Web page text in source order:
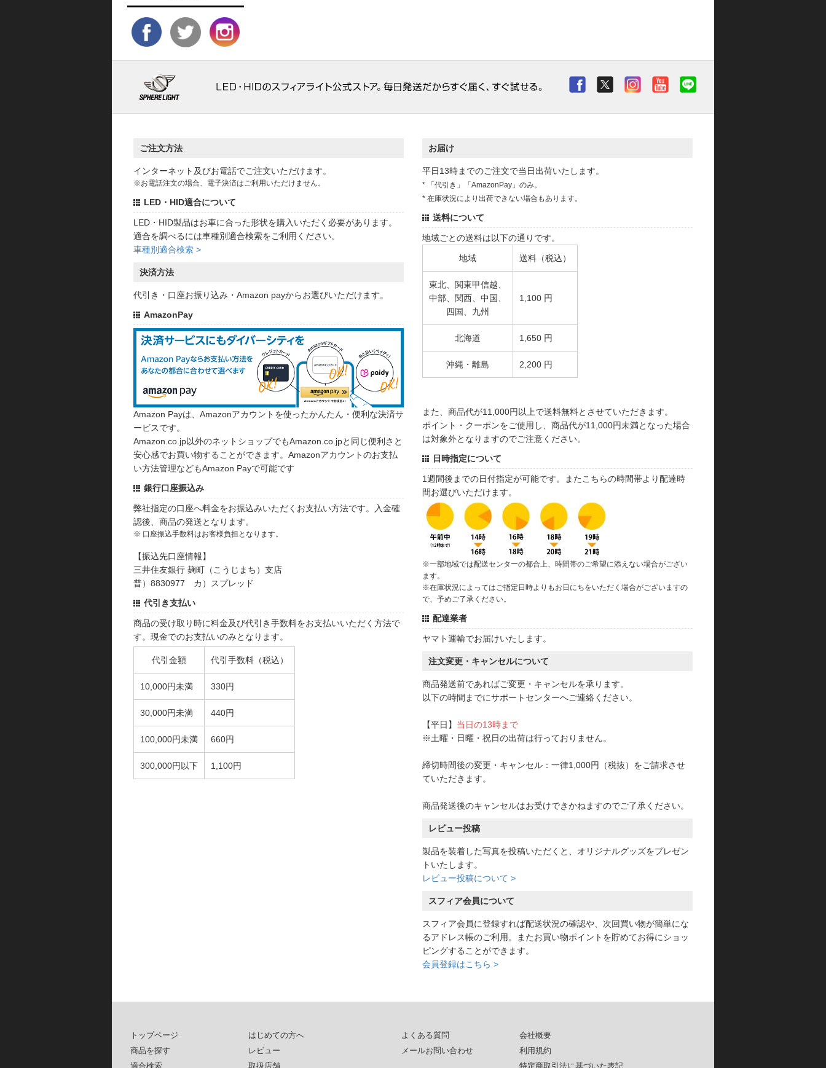
ご注文方法
インターネット及びお電話でご注文いただけます。
※お電話注文の場合、電子決済はご利用いただけません。
LED・HID適合について
LED・HID製品はお車に合った形状を購入いただく必要があります。
適合を調べるには車種別適合検索をご利用ください。
車種別適合検索 >
決済方法
代引き・口座お振り込み・Amazon payからお選びいただけます。
AmazonPay
Amazon Payは、Amazonアカウントを使ったかんたん・便利な決済サ
ービスです。
Amazon.co.jp以外のネットショップでもAmazon.co.jpと同じ便利さと
安心感でお買い物することができます。Amazonアカウントのお支払
い方法管理などもAmazon Payで可能です
銀行口座振込み
弊社指定の口座へ料金をお振込みいただくお支払い方法です。入金確
認後、商品の発送となります。
※ 口座振込手数料はお客様負担となります。
【振込先口座情報】
三井住友銀行 麹町（こうじまち）支店
普）8830977 カ）スプレッド
代引き支払い
商品の受け取り時に料金及び代引き手数料をお支払いいただく方法で
す。現金でのお支払いのみとなります。
代引金額 代引手数料（税込）
10,000円未満 330円
30,000円未満 440円
100,000円未満 660円
300,000円以下 1,100円
お届け
平日13時までのご注文で当日出荷いたします。
* 「代引き」「AmazonPay」のみ。
* 在庫状況により出荷できない場合もあります。
送料について
地域ごとの送料は以下の通りです。
地域 送料（税込）
東北、関東甲信越、
中部、関西、中国、
四国、九州
1,100 円
北海道 1,650 円
沖縄・離島 2,200 円
また、商品代が11,000円以上で送料無料とさせていただきます。
ポイント・クーポンをご使用し、商品代が11,000円未満となった場合
は対象外となりますのでご注意ください。
日時指定について
1週間後までの日付指定が可能です。またこちらの時間帯より配達時
間お選びいただけます。
※一部地域では配送センターの都合上、時間帯のご希望に添えない場合がござい
ます。
※在庫状況によってはご指定日時よりもお日にちをいただく場合がございますの
で、予めご了承ください。
配達業者
ヤマト運輸でお届けいたします。
注文変更・キャンセルについて
商品発送前であればご変更・キャンセルを承ります。
以下の時間までにサポートセンターへご連絡ください。
【平日】 当日の13時まで
※土曜・日曜・祝日の出荷は行っておりません。
締切時間後の変更・キャンセル：一律1,000円（税抜）をご請求させ
ていただきます。
商品発送後のキャンセルはお受けできかねますのでご了承ください。
レビュー投稿
製品を装着した写真を投稿いただくと、オリジナルグッズをプレゼン
トいたします。
レビュー投稿について >
スフィア会員について
スフィア会員に登録すれば配送状況の確認や、次回買い物が簡単にな
るアドレス帳のご利用。またお買い物ポイントを貯めてお得にショッ
ピングすることができます。
会員登録はこちら >
トップページ
商品を探す
適合検索
はじめての方へ
レビュー
取扱店舗
よくある質問
メールお問い合わせ
会社概要
利用規約
特定商取引法に基づいた表記